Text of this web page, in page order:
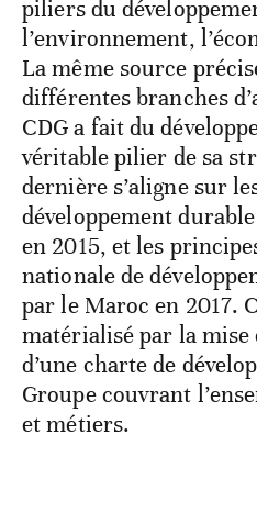
piliers du
l’environnement,
La même source
différentes branches
CDG a fait du
véritable pilier de sa
dernière s’aligne sur
développement
en 2015, et les
nationale de
par le Maroc en 2017.
matérialisé par la mise
d’une charte de
Groupe couvrant
et métiers.